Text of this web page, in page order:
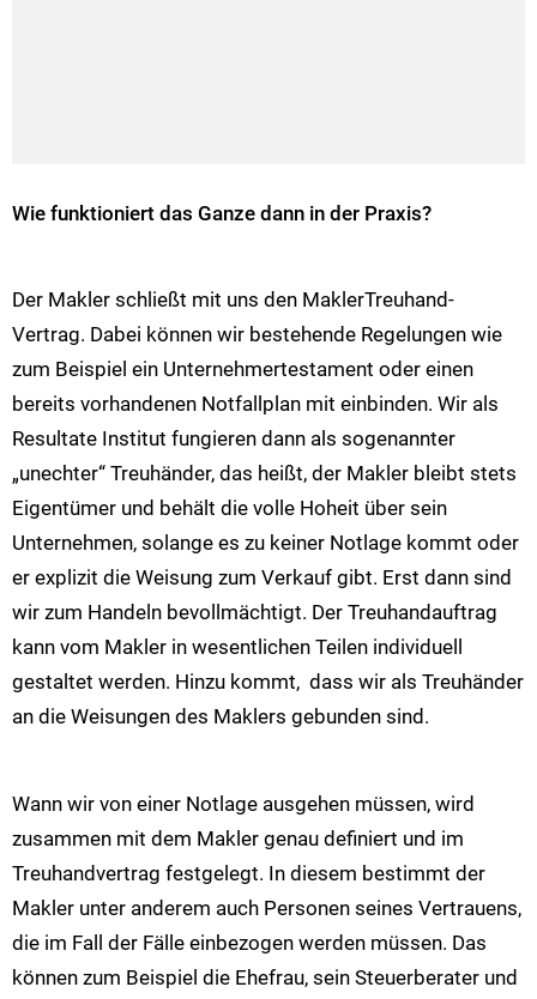
Wie funktioniert das Ganze dann in der Praxis?
Der Makler schließt mit uns den MaklerTreuhand-
Vertrag. Dabei können wir bestehende Regelungen wie
zum Beispiel ein Unternehmertestament oder einen
bereits vorhandenen Notfallplan mit einbinden. Wir als
Resultate Institut fungieren dann als sogenannter
„unechter“ Treuhänder, das heißt, der Makler bleibt stets
Eigentümer und behält die volle Hoheit über sein
Unternehmen, solange es zu keiner Notlage kommt oder
er explizit die Weisung zum Verkauf gibt. Erst dann sind
wir zum Handeln bevollmächtigt. Der Treuhandauftrag
kann vom Makler in wesentlichen Teilen individuell
gestaltet werden. Hinzu kommt, dass wir als Treuhänder
an die Weisungen des Maklers gebunden sind.
Wann wir von einer Notlage ausgehen müssen, wird
zusammen mit dem Makler genau definiert und im
Treuhandvertrag festgelegt. In diesem bestimmt der
Makler unter anderem auch Personen seines Vertrauens,
die im Fall der Fälle einbezogen werden müssen. Das
können zum Beispiel die Ehefrau, sein Steuerberater und